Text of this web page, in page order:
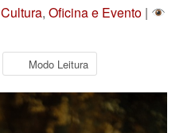
Cultura, Oficina e Evento |
Modo Leitura